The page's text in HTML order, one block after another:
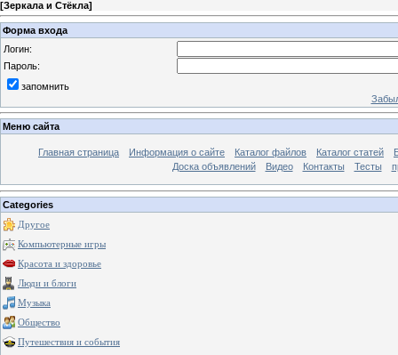
[Зеркала и Стёкла]
Форма входа
Логин:
Пароль:
запомнить
Меню сайта
Главная страница Информация о сайте Каталог файлов Каталог статей
Доска объявлений
Видео Контакты Тесты
Categories
Другое
Компьютерные игры
Красота и здоровье
Люди и блоги
Музыка
Общество
Путешествия и события